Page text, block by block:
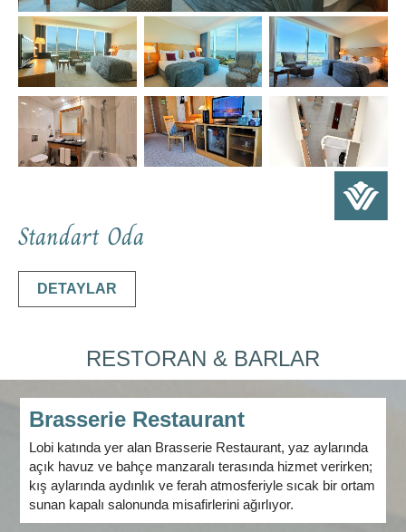
Standart Oda
DETAYLAR
RESTORAN & BARLAR
Brasserie Restaurant
Lobi katında yer alan Brasserie Restaurant, yaz aylarında
açık havuz ve bahçe manzaralı terasında hizmet verirken;
kış aylarında aydınlık ve ferah atmosferiyle sıcak bir ortam
sunan kapalı salonunda misafirlerini ağırlıyor.